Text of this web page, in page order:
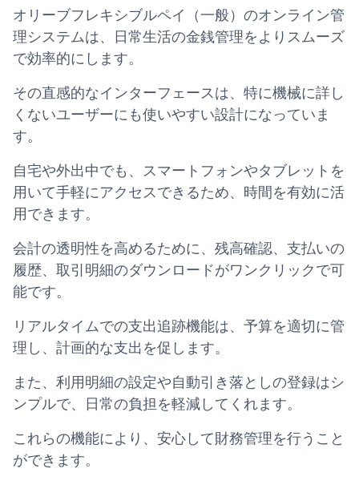
オリーブフレキシブルペイ（一般）のオンライン管
理システムは、日常生活の金銭管理をよりスムーズ
で効率的にします。
その直感的なインターフェースは、特に機械に詳し
くないユーザーにも使いやすい設計になっていま
す。
自宅や外出中でも、スマートフォンやタブレットを
用いて手軽にアクセスできるため、時間を有効に活
用できます。
会計の透明性を高めるために、残高確認、支払いの
履歴、取引明細のダウンロードがワンクリックで可
能です。
リアルタイムでの支出追跡機能は、予算を適切に管
理し、計画的な支出を促します。
また、利用明細の設定や自動引き落としの登録はシ
ンプルで、日常の負担を軽減してくれます。
これらの機能により、安心して財務管理を行うこと
ができます。